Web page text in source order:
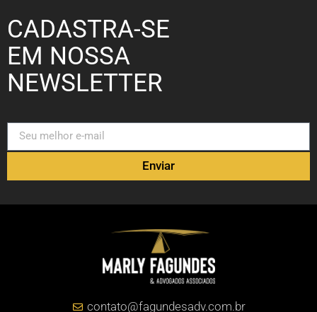
CADASTRA-SE
EM NOSSA
NEWSLETTER
Enviar
contato@fagundesadv.com.br